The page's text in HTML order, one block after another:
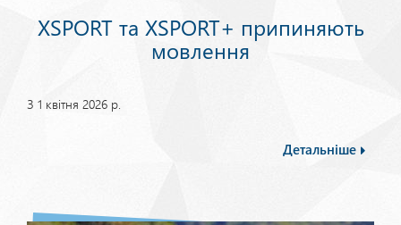
XSPORT та XSPORT+ припиняють
мовлення
З 1 квітня 2026 р.
Детальніше